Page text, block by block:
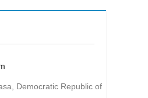
Democratic Republic of